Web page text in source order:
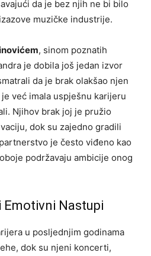
da je bez njih ne bi bilo
muzičke industrije.
, sinom poznatih
je dobila još jedan izvor
da je brak olakšao njen
već imala uspješnu karijeru
Njihov brak joj je pružio
dok su zajedno gradili
je često viđeno kao
podržavaju ambicije onog
Emotivni Nastupi
u posljednjim godinama
dok su njeni koncerti,